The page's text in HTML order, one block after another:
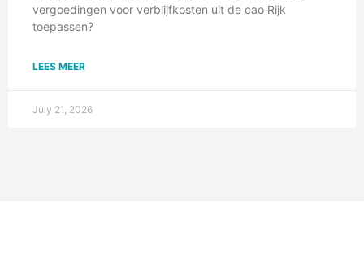
vergoedingen voor verblijfkosten uit de cao Rijk
toepassen?
LEES MEER
July 21, 2026